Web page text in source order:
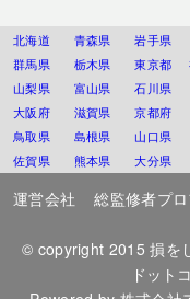
北海道 青森県 岩手県
群馬県
栃木県 東京都
山梨県
富山県 石川県
大阪府
滋賀県 京都府
鳥取県
島根県 山口県
佐賀県
熊本県 大分県
運営会社 総監修者プ
© copyright 2015損を
ドット